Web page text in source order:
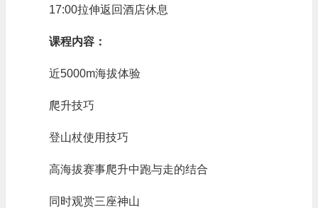
17:00拉伸返回酒店休息
课程内容：
近5000m海拔体验
爬升技巧
登山杖使用技巧
高海拔赛事爬升中跑与走的结合
同时观赏三座神山